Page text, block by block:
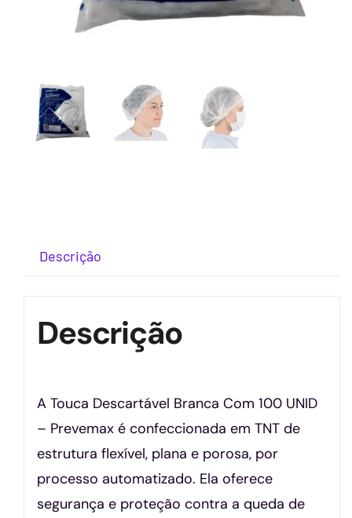
Descrição
Descrição
A Touca Descartável Branca Com 100 UNID
– Prevemax é confeccionada em TNT de
estrutura flexível, plana e porosa, por
processo automatizado. Ela oferece
segurança e proteção contra a queda de